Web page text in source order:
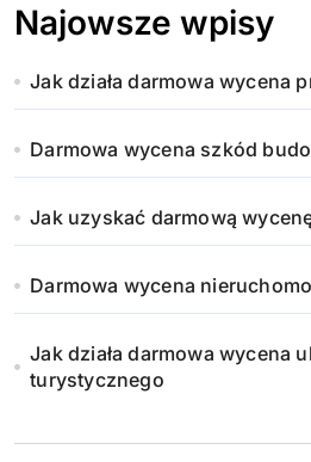
Najowsze wpisy
Jak działa darmowa wycena
Darmowa wycena szkód
Jak uzyskać darmową
Darmowa wycena
Jak działa darmowa wycena
turystycznego